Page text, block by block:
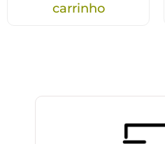
carrinho